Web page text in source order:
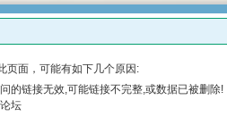
页面，可能有如下几个原因:
的链接无效,可能链接不完整,或数据已被删除!
坛